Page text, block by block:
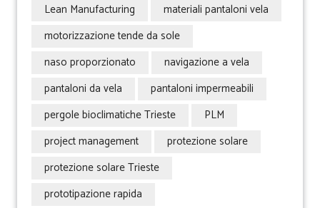
Lean Manufacturing
materiali pantaloni vela
motorizzazione tende da sole
naso proporzionato
navigazione a vela
pantaloni da vela
pantaloni impermeabili
pergole bioclimatiche Trieste
PLM
project management
protezione solare
protezione solare Trieste
prototipazione rapida